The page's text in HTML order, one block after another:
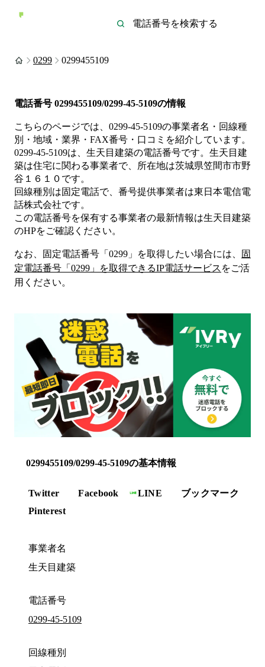
0299 0299455109
電話番号 0299455109/0299-45-5109の情報
こちらのページでは、 0299-45-5109の事業者名・回線種
別・地域・業界・FAX番号・口コミを紹介しています。
0299-45-5109は、 生天目建築の電話番号です。 生天目建
築は住宅に関わる事業者で、所在地は茨城県笠間市市野
谷１６１０ です。
回線種別は固定電話で、番号提供事業者は東日本電信電
話株式会社です。
この電話番号を保有する事業者の最新情報は生天目建築
のHPをご確認ください。
なお、固定電話番号「 0299 」を取得したい場合には、
固
定電話番号「 0299 」を取得できるIP電話サービス をご活
用ください。
0299455109/0299-45-5109の基本情報
Twitter Facebook LINE
ブックマーク
Pinterest
事業者名
生天目建築
電話番号
0299-45-5109
回線種別